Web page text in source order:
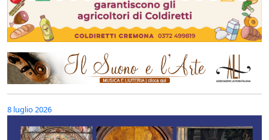
8 luglio 2026